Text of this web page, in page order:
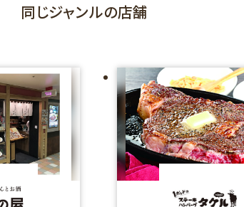
同じジャンルの店舗